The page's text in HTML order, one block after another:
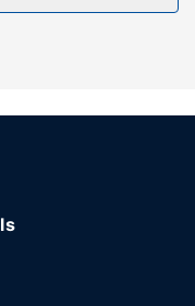
et døgnåbent
På dette hotel er